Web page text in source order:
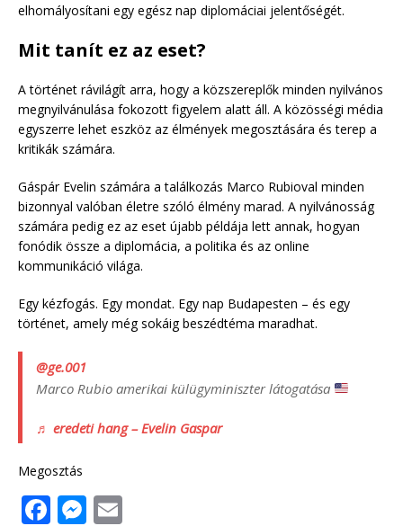
elhomályosítani egy egész nap diplomáciai jelentőségét.
Mit tanít ez az eset?
A történet rávilágít arra, hogy a közszereplők minden nyilvános
megnyilvánulása fokozott figyelem alatt áll. A közösségi média
egyszerre lehet eszköz az élmények megosztására és terep a
kritikák számára.
Gáspár Evelin számára a találkozás Marco Rubioval minden
bizonnyal valóban életre szóló élmény marad. A nyilvánosság
számára pedig ez az eset újabb példája lett annak, hogyan
fonódik össze a diplomácia, a politika és az online
kommunikáció világa.
Egy kézfogás. Egy mondat. Egy nap Budapesten – és egy
történet, amely még sokáig beszédtéma maradhat.
@ge.001
Marco Rubio amerikai külügyminiszter látogatása
♬ eredeti hang – Evelin Gaspar
Megosztás
F M